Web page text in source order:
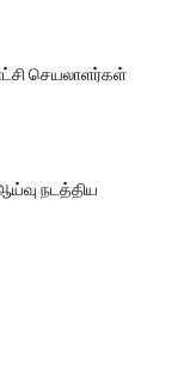
செயலாளர்கள்
நடத்திய